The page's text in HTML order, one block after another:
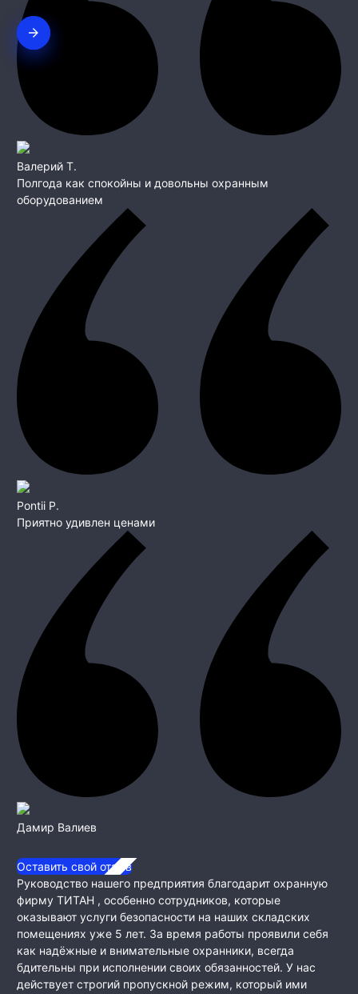
Валерий Т.
Полгода как спокойны и довольны охранным
оборудованием
Pontii P.
Приятно удивлен ценами
Дамир Валиев
Оставить свой отзыв
Руководство нашего предприятия благодарит охранную
фирму ТИТАН , особенно сотрудников, которые
оказывают услуги безопасности на наших складских
помещениях уже 5 лет. За время работы проявили себя
как надёжные и внимательные охранники, всегда
бдительны при исполнении своих обязанностей. У нас
действует строгий пропускной режим, который ими